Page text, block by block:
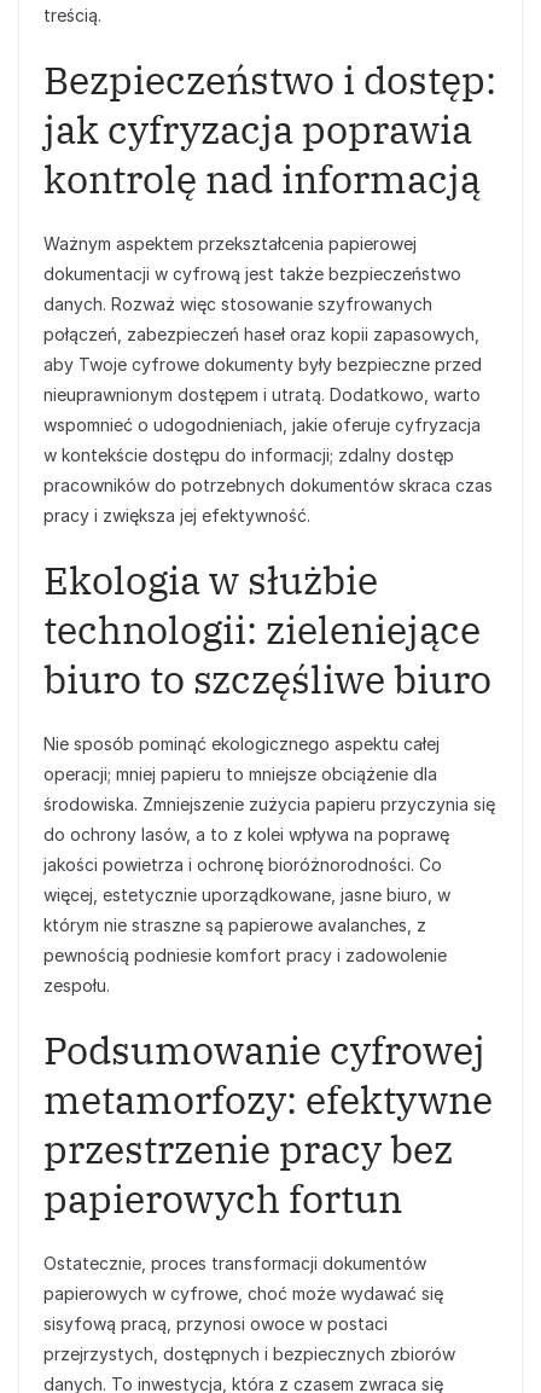
treścią.
Bezpieczeństwo i dostęp:
jak cyfryzacja poprawia
kontrolę nad informacją
Ważnym aspektem przekształcenia papierowej
dokumentacji w cyfrową jest także bezpieczeństwo
danych. Rozważ więc stosowanie szyfrowanych
połączeń, zabezpieczeń haseł oraz kopii zapasowych,
aby Twoje cyfrowe dokumenty były bezpieczne przed
nieuprawnionym dostępem i utratą. Dodatkowo, warto
wspomnieć o udogodnieniach, jakie oferuje cyfryzacja
w kontekście dostępu do informacji; zdalny dostęp
pracowników do potrzebnych dokumentów skraca czas
pracy i zwiększa jej efektywność.
Ekologia w służbie
technologii: zieleniejące
biuro to szczęśliwe biuro
Nie sposób pominąć ekologicznego aspektu całej
operacji; mniej papieru to mniejsze obciążenie dla
środowiska. Zmniejszenie zużycia papieru przyczynia się
do ochrony lasów, a to z kolei wpływa na poprawę
jakości powietrza i ochronę bioróżnorodności. Co
więcej, estetycznie uporządkowane, jasne biuro, w
którym nie straszne są papierowe avalanches, z
pewnością podniesie komfort pracy i zadowolenie
zespołu.
Podsumowanie cyfrowej
metamorfozy: efektywne
przestrzenie pracy bez
papierowych fortun
Ostatecznie, proces transformacji dokumentów
papierowych w cyfrowe, choć może wydawać się
sisyfową pracą, przynosi owoce w postaci
przejrzystych, dostępnych i bezpiecznych zbiorów
danych. To inwestycja, która z czasem zwraca się